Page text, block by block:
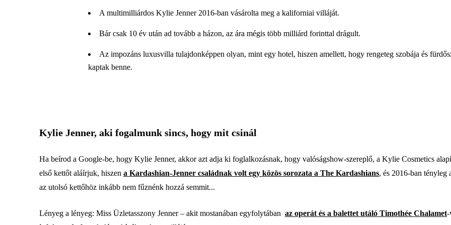
A multimilliárdos Kylie Jenner 2016-ban vásárolta meg a kaliforniai villáját.
Bár csak 10 év után ad tovább a házon, az ára mégis több milliárd forinttal drágult.
Az impozáns luxusvilla tulajdonképpen olyan, mint egy hotel, hiszen amellett, hogy rengeteg szobája és
kaptak benne.
Kylie Jenner, aki fogalmunk sincs, hogy mit csinál
Ha beírod a Google-be, hogy Kylie Jenner, akkor azt adja ki foglalkozásnak, hogy valóságshow-szereplő, a Kylie Cosmetics
első kettőt aláírjuk, hiszen a Kardashian-Jenner családnak volt egy közös sorozata a The Kardashians, és 2016-ban
az utolsó kettőhöz inkább nem fűznénk hozzá semmit...
Lényeg a lényeg: Miss Üzletasszony Jenner – akit mostanában egyfolytában az operát és a balettet utáló Timothée Chalamet-